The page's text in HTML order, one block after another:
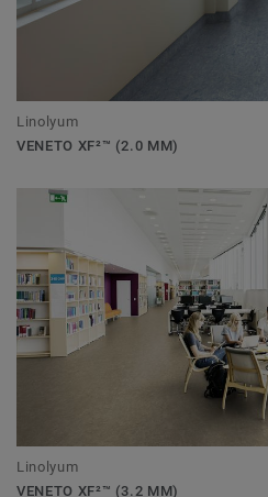
Linolyum
VENETO XF²™ (2.0 MM)
Linolyum
VENETO XF²™ (3.2 MM)